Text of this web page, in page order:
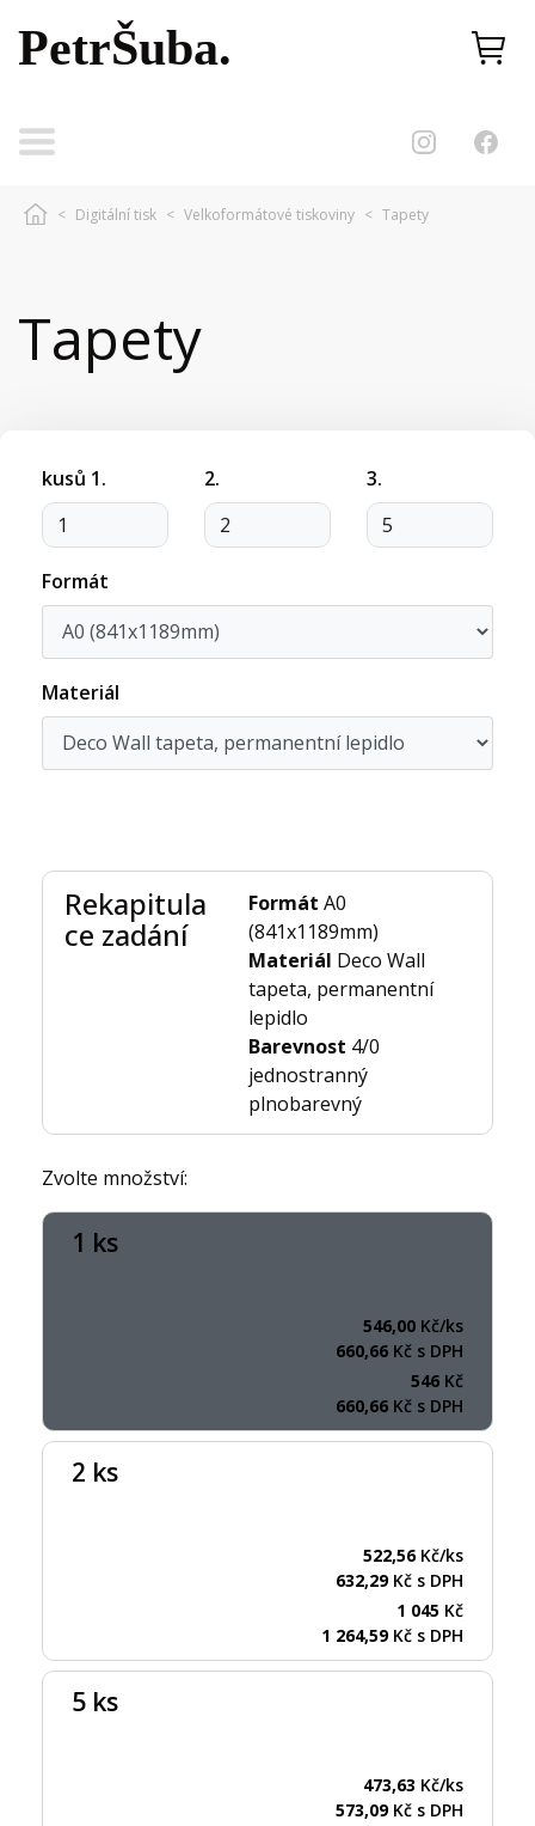
PetrŠuba.
< Digitální tisk < Velkoformátové tiskoviny < Tapety
Tapety
kusů 1. 2. 3.
Formát
Materiál
Rekapitula
ce zadání
Formát A0
(841x1189mm)
Materiál Deco Wall
tapeta, permanentní
lepidlo
Barevnost 4/0
jednostranný
plnobarevný
Zvolte množství:
1 ks
546,00 Kč/ks
660,66 Kč s DPH
546 Kč
660,66 Kč s DPH
2 ks
522,56Kč/ks
632,29Kč s DPH
1 045 Kč
1 264,59Kč s DPH
5 ks
473,63 Kč/ks
573,09Kč s DPH